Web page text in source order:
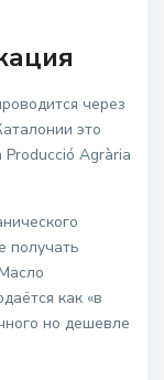
через
это
Producció Agrària
получать
как «в
но дешевле